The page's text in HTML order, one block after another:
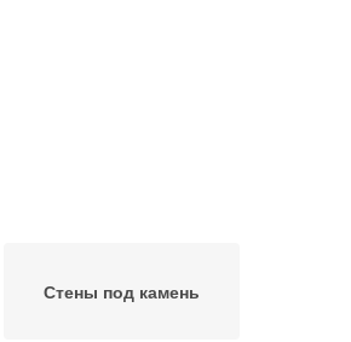
Стены под камень